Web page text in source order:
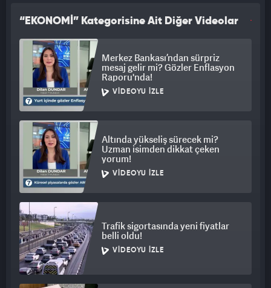
“EKONOMİ” Kategorisine Ait Diğer Videolar
Merkez Bankası’ndan sürpriz
mesaj gelir mi? Gözler Enflasyon
Raporu'nda!
VIDEOYU İZLE
Altında yükseliş sürecek mi?
Uzman isimden dikkat çeken
yorum!
VIDEOYU İZLE
Trafik sigortasında yeni fiyatlar
belli oldu!
VIDEOYU İZLE